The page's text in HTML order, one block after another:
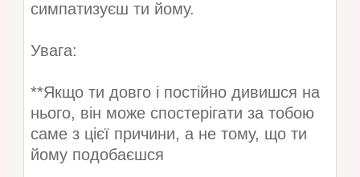
симпатизуєш ти йому.
Увага:
**Якщо ти довго і постійно дивишся на
нього, він може спостерігати за тобою
саме з цієї причини, а не тому, що ти
йому подобаєшся